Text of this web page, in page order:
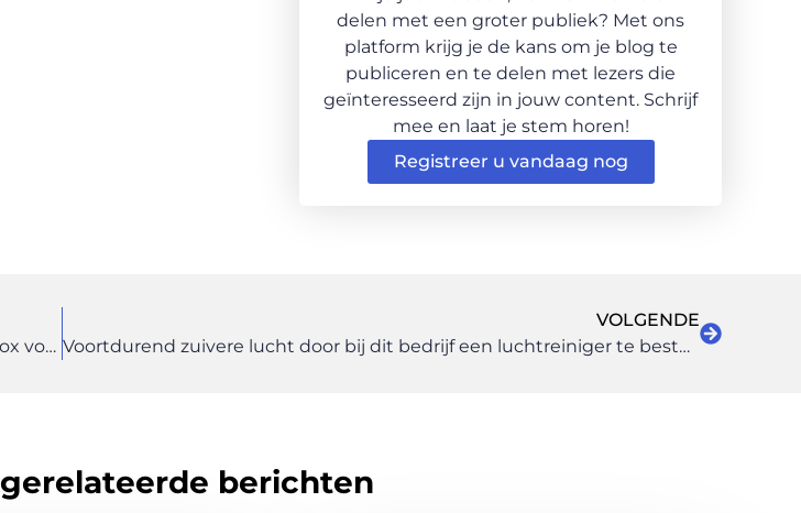
delen met een groter publiek? Met ons
platform krijg je de kans om je blog te
publiceren en te delen met lezers die
geïnteresseerd zijn in jouw content. Schrijf
mee en laat je stem horen!
Registreer u vandaag nog
Houd gerechten op een perfecte temperatuur met een thermobox voor de horeca
VOLGENDE
Voortdurend zuivere lucht door bij dit bedrijf een luchtreiniger te bestellen
gerelateerde berichten